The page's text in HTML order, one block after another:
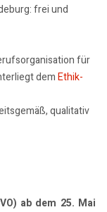
frei und
für
demEthik-
qualitativ
ab dem 25. Mai